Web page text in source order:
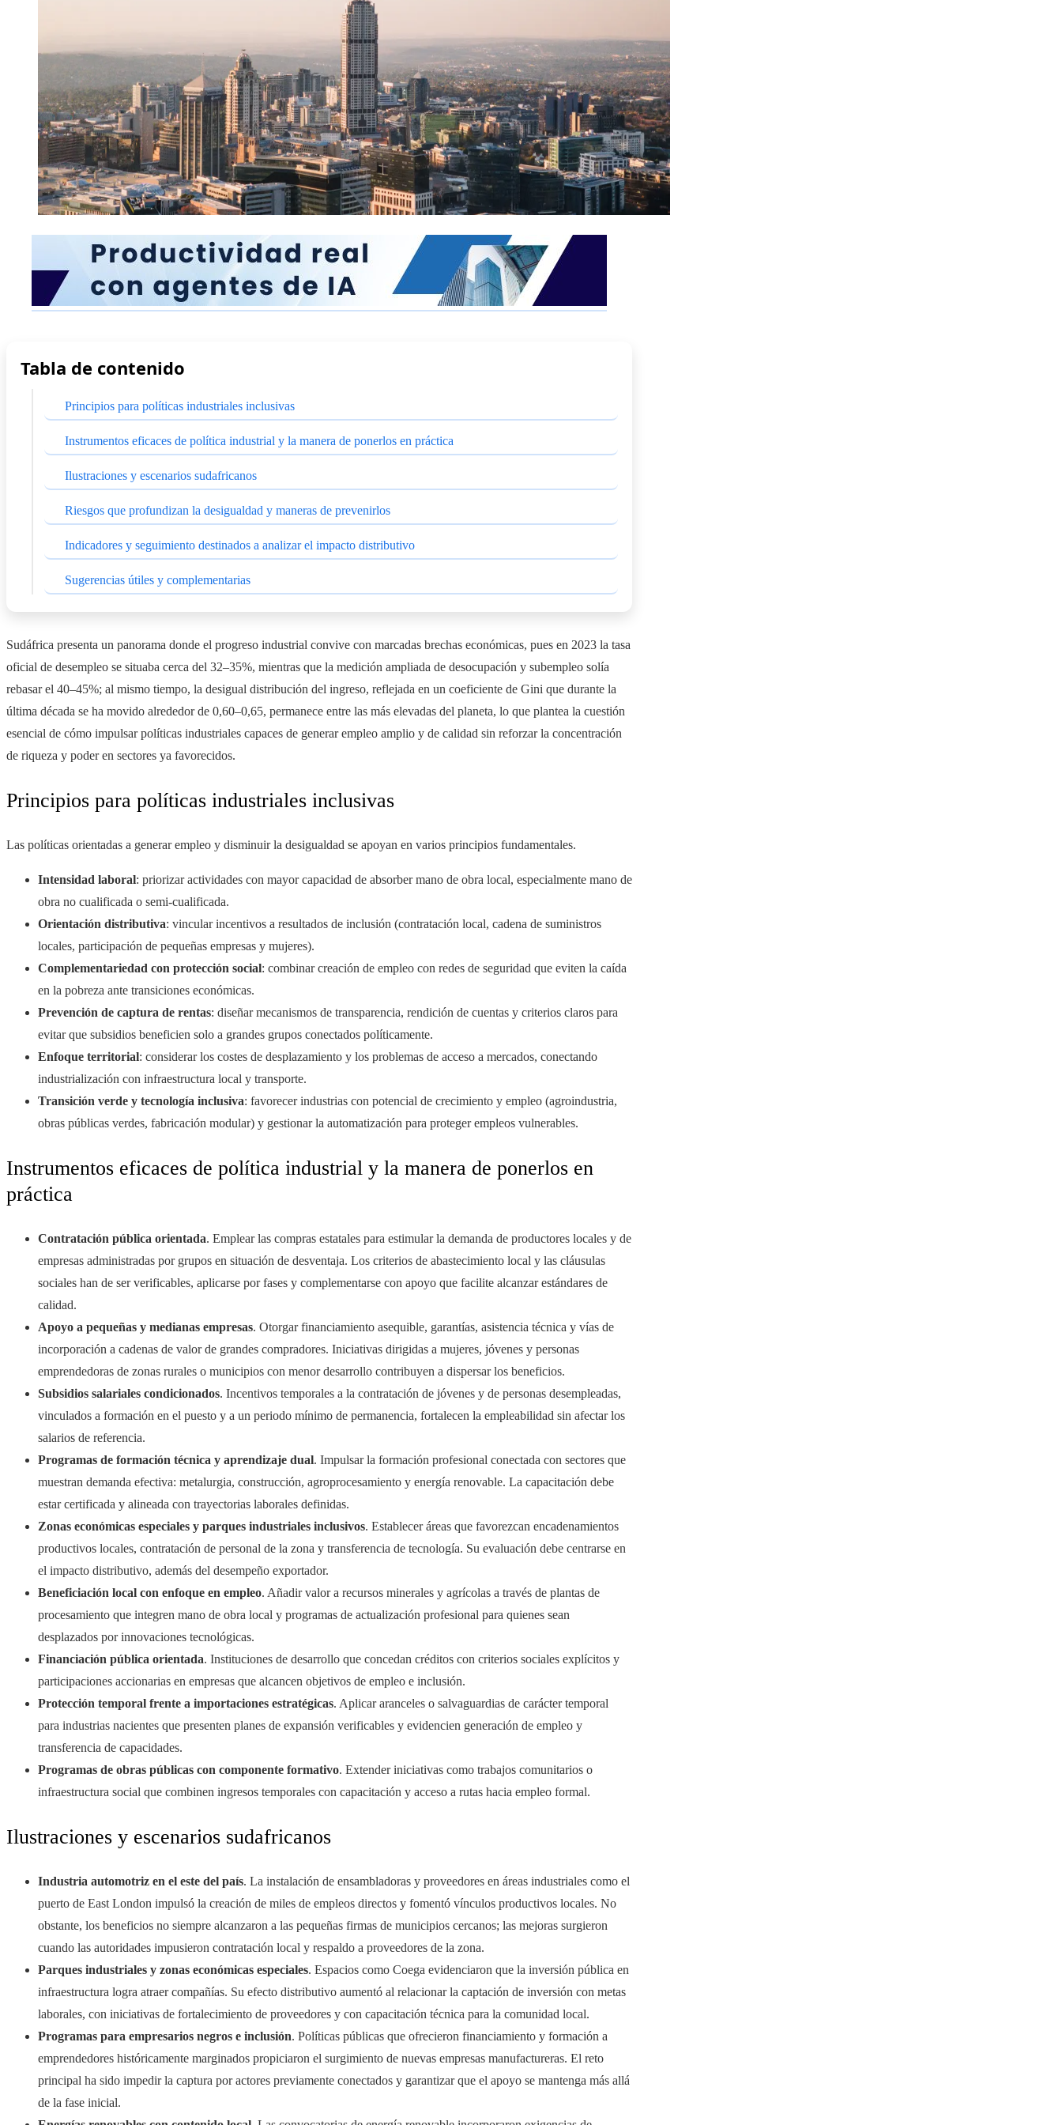
Tabla de contenido
Principios para políticas industriales inclusivas
Instrumentos eficaces de política industrial y la manera de ponerlos en práctica
Ilustraciones y escenarios sudafricanos
Riesgos que profundizan la desigualdad y maneras de prevenirlos
Indicadores y seguimiento destinados a analizar el impacto distributivo
Sugerencias útiles y complementarias
Sudáfrica presenta un panorama donde el progreso industrial convive con marcadas brechas económicas, pues en 2023 la tasa
oficial de desempleo se situaba cerca del 32–35%, mientras que la medición ampliada de desocupación y subempleo solía
rebasar el 40–45%; al mismo tiempo, la desigual distribución del ingreso, reflejada en un coeficiente de Gini que durante la
última década se ha movido alrededor de 0,60–0,65, permanece entre las más elevadas del planeta, lo que plantea la cuestión
esencial de cómo impulsar políticas industriales capaces de generar empleo amplio y de calidad sin reforzar la concentración
de riqueza y poder en sectores ya favorecidos.
Principios para políticas industriales inclusivas
Las políticas orientadas a generar empleo y disminuir la desigualdad se apoyan en varios principios fundamentales.
Intensidad laboral: priorizar actividades con mayor capacidad de absorber mano de obra local, especialmente mano de
obra no cualificada o semi‑cualificada.
Orientación distributiva: vincular incentivos a resultados de inclusión (contratación local, cadena de suministros
locales, participación de pequeñas empresas y mujeres).
Complementariedad con protección social: combinar creación de empleo con redes de seguridad que eviten la caída
en la pobreza ante transiciones económicas.
Prevención de captura de rentas: diseñar mecanismos de transparencia, rendición de cuentas y criterios claros para
evitar que subsidios beneficien solo a grandes grupos conectados políticamente.
Enfoque territorial: considerar los costes de desplazamiento y los problemas de acceso a mercados, conectando
industrialización con infraestructura local y transporte.
Transición verde y tecnologí­a inclusiva: favorecer industrias con potencial de crecimiento y empleo (agroindustria,
obras públicas verdes, fabricación modular) y gestionar la automatización para proteger empleos vulnerables.
Instrumentos eficaces de política industrial y la manera de ponerlos en
práctica
Contratación pública orientada. Emplear las compras estatales para estimular la demanda de productores locales y de
empresas administradas por grupos en situación de desventaja. Los criterios de abastecimiento local y las cláusulas
sociales han de ser verificables, aplicarse por fases y complementarse con apoyo que facilite alcanzar estándares de
calidad.
Apoyo a pequeñas y medianas empresas. Otorgar financiamiento asequible, garantías, asistencia técnica y vías de
incorporación a cadenas de valor de grandes compradores. Iniciativas dirigidas a mujeres, jóvenes y personas
emprendedoras de zonas rurales o municipios con menor desarrollo contribuyen a dispersar los beneficios.
Subsidios salariales condicionados. Incentivos temporales a la contratación de jóvenes y de personas desempleadas,
vinculados a formación en el puesto y a un periodo mínimo de permanencia, fortalecen la empleabilidad sin afectar los
salarios de referencia.
Programas de formación técnica y aprendizaje dual. Impulsar la formación profesional conectada con sectores que
muestran demanda efectiva: metalurgia, construcción, agroprocesamiento y energía renovable. La capacitación debe
estar certificada y alineada con trayectorias laborales definidas.
Zonas económicas especiales y parques industriales inclusivos. Establecer áreas que favorezcan encadenamientos
productivos locales, contratación de personal de la zona y transferencia de tecnología. Su evaluación debe centrarse en
el impacto distributivo, además del desempeño exportador.
Beneficiación local con enfoque en empleo. Añadir valor a recursos minerales y agrícolas a través de plantas de
procesamiento que integren mano de obra local y programas de actualización profesional para quienes sean
desplazados por innovaciones tecnológicas.
Financiación pública orientada. Instituciones de desarrollo que concedan créditos con criterios sociales explícitos y
participaciones accionarias en empresas que alcancen objetivos de empleo e inclusión.
Protección temporal frente a importaciones estratégicas. Aplicar aranceles o salvaguardias de carácter temporal
para industrias nacientes que presenten planes de expansión verificables y evidencien generación de empleo y
transferencia de capacidades.
Programas de obras públicas con componente formativo. Extender iniciativas como trabajos comunitarios o
infraestructura social que combinen ingresos temporales con capacitación y acceso a rutas hacia empleo formal.
Ilustraciones y escenarios sudafricanos
Industria automotriz en el este del país. La instalación de ensambladoras y proveedores en áreas industriales como el
puerto de East London impulsó la creación de miles de empleos directos y fomentó vínculos productivos locales. No
obstante, los beneficios no siempre alcanzaron a las pequeñas firmas de municipios cercanos; las mejoras surgieron
cuando las autoridades impusieron contratación local y respaldo a proveedores de la zona.
Parques industriales y zonas económicas especiales. Espacios como Coega evidenciaron que la inversión pública en
infraestructura logra atraer compañías. Su efecto distributivo aumentó al relacionar la captación de inversión con metas
laborales, con iniciativas de fortalecimiento de proveedores y con capacitación técnica para la comunidad local.
Programas para empresarios negros e inclusión. Políticas públicas que ofrecieron financiamiento y formación a
emprendedores históricamente marginados propiciaron el surgimiento de nuevas empresas manufactureras. El reto
principal ha sido impedir la captura por actores previamente conectados y garantizar que el apoyo se mantenga más allá
de la fase inicial.